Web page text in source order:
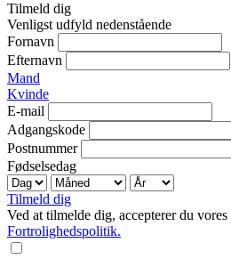
Tilmeld dig
Venligst udfyld nedenstående
Fornavn
Efternavn
Mand
Kvinde
E-mail
Adgangskode
Postnummer
Fødselsedag
Tilmeld dig
Ved at tilmelde dig, accepterer du vores
Fortrolighedspolitik.